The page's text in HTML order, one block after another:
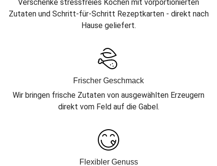
Verschenke stressfreies Kochen mit vorportionierten
Zutaten und Schritt-für-Schritt Rezeptkarten - direkt nach
Hause geliefert.
Frischer Geschmack
Wir bringen frische Zutaten von ausgewählten Erzeugern
direkt vom Feld auf die Gabel.
Flexibler Genuss